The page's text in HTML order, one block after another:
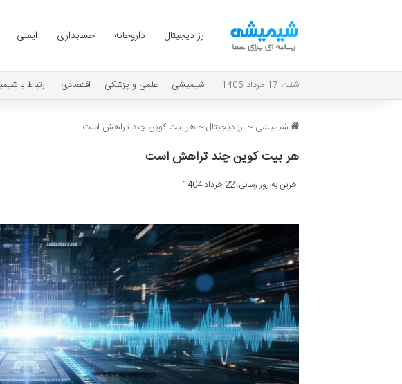
ارز دیجیتال داروخانه حسابداری ایمنی
شنبه، 17 مرداد 1405 شیمیشی علمی و پزشکی اقتصادی ارتباط با
شیمیشی ~ ارز دیجیتال~ هر بیت کوین چند تراهش است
هر بیت کوین چند تراهش است
آخرین به روز رسانی: 22 خرداد 1404